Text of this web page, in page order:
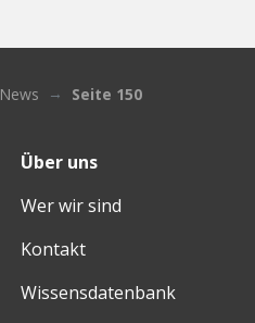
News Seite 150
Über uns
Wer wir sind
Kontakt
Wissensdatenbank